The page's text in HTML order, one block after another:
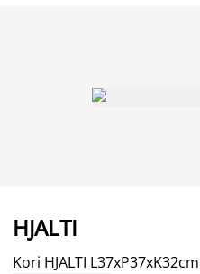
HJALTI
Kori HJALTI